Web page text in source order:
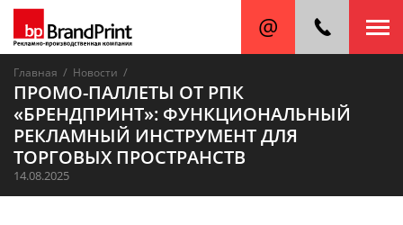
Главная / Новости /
ПРОМО-ПАЛЛЕТЫ ОТ РПК
«БРЕНДПРИНТ»: ФУНКЦИОНАЛЬНЫЙ
РЕКЛАМНЫЙ ИНСТРУМЕНТ ДЛЯ
ТОРГОВЫХ ПРОСТРАНСТВ
14.08.2025